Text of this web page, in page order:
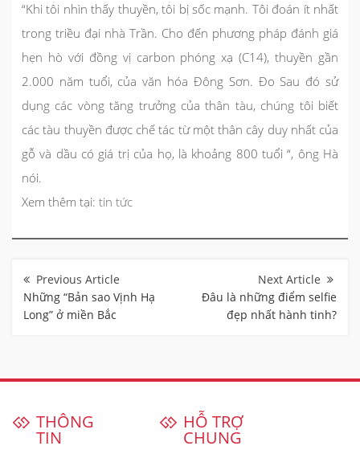
“Khi tôi nhìn thấy thuyền, tôi bị sốc mạnh. Tôi đoán ít nhất
trong triều đại nhà Trần. Cho đến phương pháp đánh giá
hẹn hò với đồng vị carbon phóng xạ (C14), thuyền gần
2.000 năm tuổi, của văn hóa Đông Sơn. Đo Sau đó sử
dụng các vòng tăng trưởng của thân tàu, chúng tôi biết
các tàu thuyền được chế tác từ một thân cây duy nhất của
gỗ và dầu có giá trị của họ, là khoảng 800 tuổi “, ông Hà
nói.
Xem thêm tại: tin tức
hướng
bài
viếtNhững “Bản sao Vịnh Hạ
Long” ở miền Bắc
Đâu là những điểm selfie
đẹp nhất hành tinh?
THÔNG
TIN
HỖ TRỢ
CHUNG